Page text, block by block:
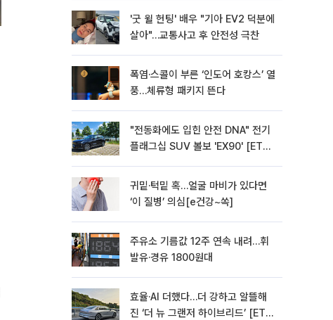
'굿 윌 헌팅' 배우 "기아 EV2 덕분에
살아"…교통사고 후 안전성 극찬
폭염·스콜이 부른 ‘인도어 호캉스’ 열
풍…체류형 패키지 뜬다
"전동화에도 입힌 안전 DNA" 전기
플래그십 SUV 볼보 'EX90' [ET의
귀밑·턱밑 혹…얼굴 마비가 있다면
‘이 질병’ 의심[e건강~쏙]
주유소 기름값 12주 연속 내려…휘
발유·경유 1800원대
효율·AI 더했다…더 강하고 알뜰해
진 ‘더 뉴 그랜저 하이브리드’ [ET의